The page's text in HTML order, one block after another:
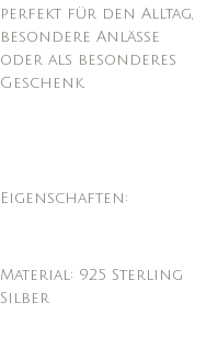
perfekt für den Alltag,
besondere Anlässe
oder als besonderes
Geschenk.
Eigenschaften:
Material: 925 Sterling
Silber